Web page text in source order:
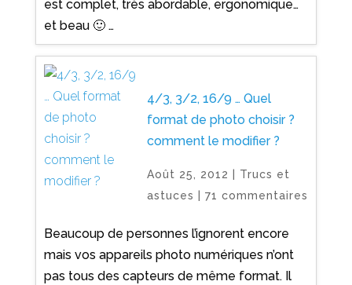
est complet, très abordable, ergonomique…
et beau 🙂 …
4/3, 3/2, 16/9 … Quel
format de photo choisir ?
comment le modifier ?
Août 25, 2012
Trucs et
astuces
71 commentaires
Beaucoup de personnes l’ignorent encore
mais vos appareils photo numériques n’ont
pas tous des capteurs de même format. Il